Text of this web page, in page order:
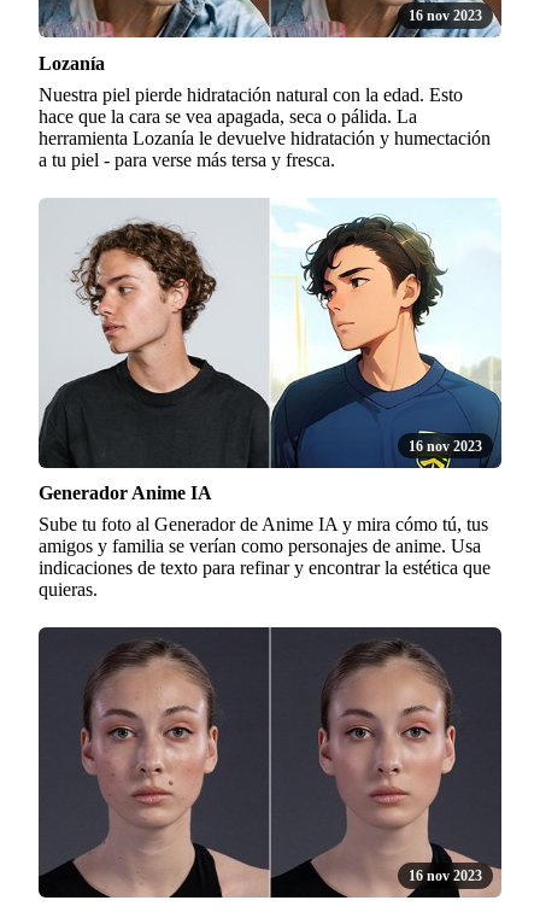
16 nov 2023
Lozanía
Nuestra piel pierde hidratación natural con la edad. Esto
hace que la cara se vea apagada, seca o pálida. La
herramienta Lozanía le devuelve hidratación y humectación
a tu piel - para verse más tersa y fresca.
16 nov 2023
Generador Anime IA
Sube tu foto al Generador de Anime IA y mira cómo tú, tus
amigos y familia se verían como personajes de anime. Usa
indicaciones de texto para refinar y encontrar la estética que
quieras.
16 nov 2023